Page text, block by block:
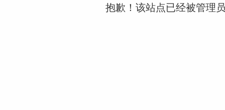
抱歉！该站点已经被管理